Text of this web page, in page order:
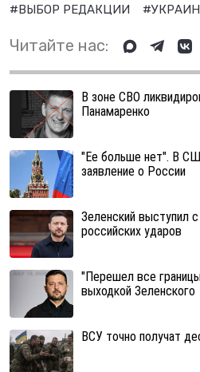
#ВЫБОР РЕДАКЦИИ
Читайте нас:
В зоне СВО
Панамаренко
"Ее больше нет". В
заявление о России
Зеленский выступил
российских ударов
"Перешел все
выходкой Зеленского
ВСУ точно получат